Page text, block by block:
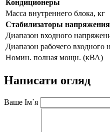
Кондиционеры
Масса внутреннего блока, кг
Стабилизаторы напряжения
Диапазон входного
Диапазон рабочего входного
Номин. полная мощн. (кВА)
Написати огляд
Ваше Ім`я